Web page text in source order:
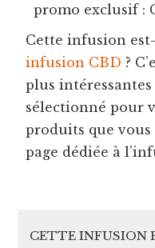
promo exclusif :
Cette infusion
infusion CBD ?
plus intéressantes
sélectionné pour
produits que
page dédiée à
CETTE INFUSION